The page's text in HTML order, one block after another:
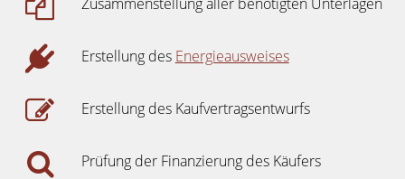
Erstellung des Energieausweises
Erstellung des Kaufvertragsentwurfs
Prüfung der Finanzierung des Käufers